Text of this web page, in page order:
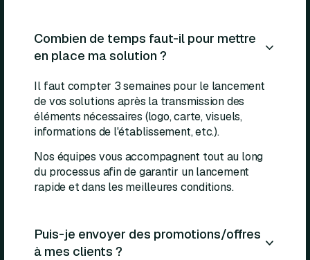
Combien de temps faut-il pour mettre
en place ma solution ?
Il faut compter 3 semaines pour le lancement
de vos solutions après la transmission des
éléments nécessaires (logo, carte, visuels,
informations de l'établissement, etc.).
Nos équipes vous accompagnent tout au long
du processus afin de garantir un lancement
rapide et dans les meilleures conditions.
Puis-je envoyer des promotions/offres
à mes clients ?